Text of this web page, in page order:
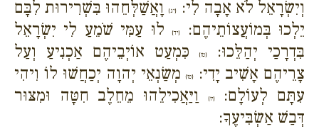
וְיִשְׂרָאֵל לֹא אָבָה לִי:
{יג}וָאֲשַׁלְּחֵהוּ בִּשְׁרִירוּת לִבָּם
יֵלְכוּ בְּמוֹעֲצוֹתֵיהֶם:
{יד}לוּ עַמִּי שֹׁמֵעַ לִי יִשְׂרָאֵל
בִּדְרָכַי יְהַלֵּכוּ:
{טו}כִּמְעַט אוֹיְבֵיהֶם אַכְנִיעַ וְעַל
צָרֵיהֶם אָשִׁיב יָדִי:
{טז}מְשַׂנְאֵי יְהוָה יְכַחֲשׁוּ לוֹ וִיהִי
עִתָּם לְעוֹלָם:{יז}
וַיַּאֲכִילֵהוּ מֵחֵלֶב חִטָּה וּמִצּוּר
דְּבַשׁ אַשְׂבִּיעֶךָ: